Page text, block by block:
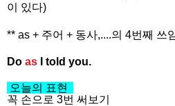
이 있다)
** as + 주어 + 동사,....의 4번째 쓰
Do as I told you.
오늘의 표현
꼭 손으로 3번 써보기